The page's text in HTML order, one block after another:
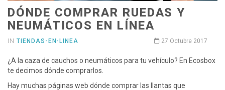
DÓNDE COMPRAR RUEDAS Y
NEUMÁTICOS EN LÍNEA
IN TIENDAS-EN-LINEA 27 Octubre 2017
¿A la caza de cauchos o neumáticos para tu vehículo? En Ecosbox
te decimos dónde comprarlos.
Hay muchas páginas web dónde comprar las llantas que